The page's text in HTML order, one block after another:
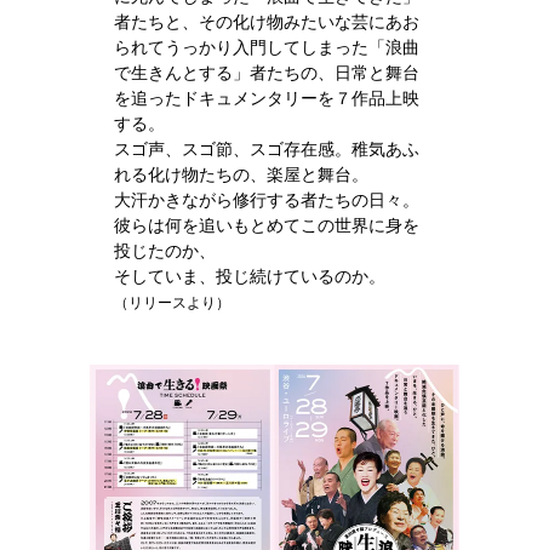
者たちと、その化け物みたいな芸にあお
られてうっかり入門してしまった「浪曲
で生きんとする」者たちの、日常と舞台
を追ったドキュメンタリーを７作品上映
する。
スゴ声、スゴ節、スゴ存在感。稚気あふ
れる化け物たちの、楽屋と舞台。
大汗かきながら修行する者たちの日々。
彼らは何を追いもとめてこの世界に身を
投じたのか、
そしていま、投じ続けているのか。
（リリースより）